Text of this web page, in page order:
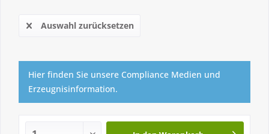
Auswahl zurücksetzen
Hier finden Sie unsere Compliance Medien und
Erzeugnisinformation.